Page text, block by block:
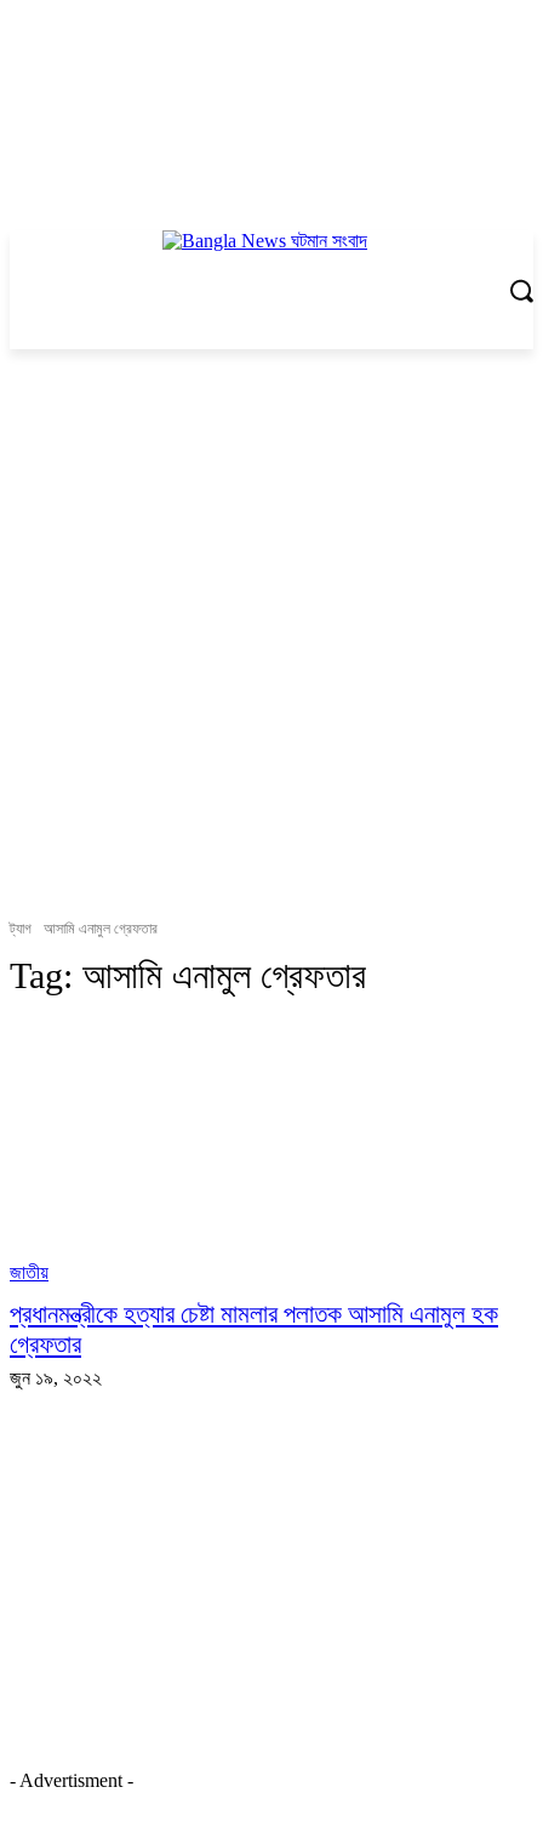
ট্যাগ আসামি এনামুল গ্রেফতার
Tag: আসামি এনামুল গ্রেফতার
জাতীয়
প্রধানমন্ত্রীকে হত্যার চেষ্টা মামলার পলাতক আসামি এনামুল হক
গ্রেফতার
জুন ১৯, ২০২২
- Advertisment -